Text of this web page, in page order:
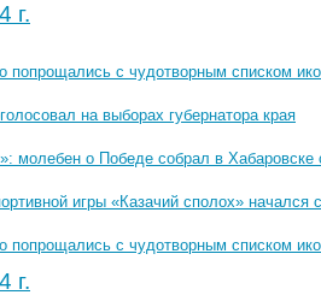
г.
попрощались с чудотворным списком
на выборах губернатора края
молебен о Победе собрал в
игры «Казачий сполох» начался
попрощались с чудотворным списком
г.